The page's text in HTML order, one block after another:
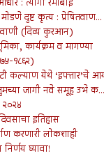
: त्यागी रमाबाई
दुष्ट कृत्य : प्रेषितवाण...
(दिव्य कुरआन)
कार्यक्रम व मागण्या
१८६२)
कल्याण येथे ‘इफ्तार’चे
जागी नवे समूह उभे क...
२०२४
इतिहास
करणारी लोकशाही
घ्यावा!